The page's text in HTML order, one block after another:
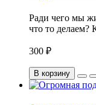
Ради чего мы
что то
300 ₽
В корзину